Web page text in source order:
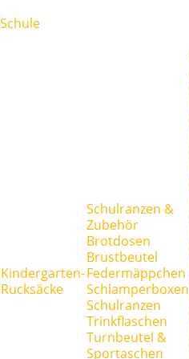
Schule
Kindergarten-
Rucksäcke
Schulranzen &
Zubehör
Brotdosen
Brustbeutel
Federmäppchen
Schlamperboxen
Schulranzen
Trinkflaschen
Turnbeutel &
Sportaschen